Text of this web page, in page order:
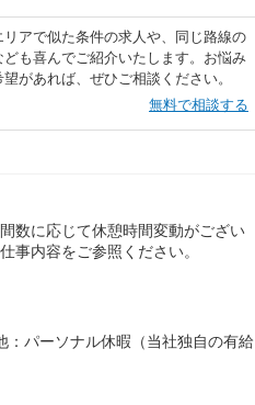
リアで似た条件の求人や、同じ路線の
ども喜んでご紹介いたします。お悩み
があれば、ぜひご相談ください。
無料で相談する
数に応じて休憩時間変動がござい
事内容をご参照ください。
パーソナル休暇（当社独自の有給